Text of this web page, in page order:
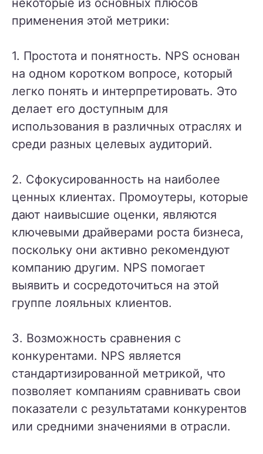
некоторые из основных плюсов
применения этой метрики:
1. Простота и понятность. NPS основан
на одном коротком вопросе, который
легко понять и интерпретировать. Это
делает его доступным для
использования в различных отраслях и
среди разных целевых аудиторий.
2. Сфокусированность на наиболее
ценных клиентах. Промоутеры, которые
дают наивысшие оценки, являются
ключевыми драйверами роста бизнеса,
поскольку они активно рекомендуют
компанию другим. NPS помогает
выявить и сосредоточиться на этой
группе лояльных клиентов.
3. Возможность сравнения с
конкурентами. NPS является
стандартизированной метрикой, что
позволяет компаниям сравнивать свои
показатели с результатами конкурентов
или средними значениями в отрасли.